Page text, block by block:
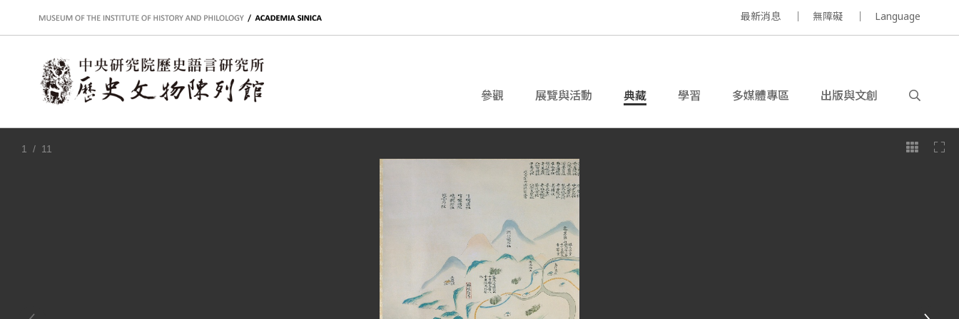
:::
最新消息 無障礙 Language
參觀 展覽與活動 典藏 學習 多媒體專區 出版與文創
1 / 11